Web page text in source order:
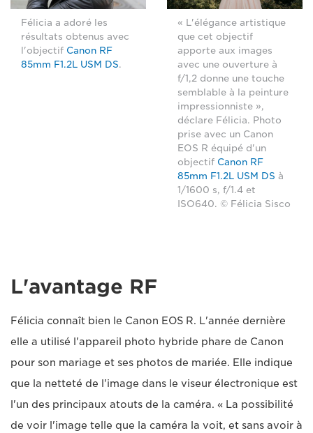
Félicia a adoré les
résultats obtenus avec
l'objectif Canon RF
85mm F1.2L USM DS.
« L'élégance artistique
que cet objectif
apporte aux images
avec une ouverture à
f/1,2 donne une touche
semblable à la peinture
impressionniste »,
déclare Félicia. Photo
prise avec un Canon
EOS R équipé d'un
objectif Canon RF
85mm F1.2L USM DS à
1/1600 s, f/1.4 et
ISO640. © Félicia Sisco
L'avantage RF
Félicia connaît bien le Canon EOS R. L'année dernière
elle a utilisé l'appareil photo hybride phare de Canon
pour son mariage et ses photos de mariée. Elle indique
que la netteté de l'image dans le viseur électronique est
l'un des principaux atouts de la caméra. « La possibilité
de voir l'image telle que la caméra la voit, et sans avoir à